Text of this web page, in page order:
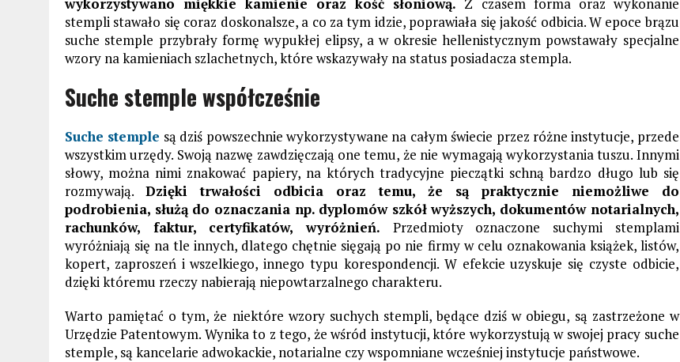
stempli stawało się coraz doskonalsze, a co za tym idzie, poprawiała się jakość odbicia. W epoce brązu
suche stemple przybrały formę wypukłej elipsy, a w okresie hellenistycznym powstawały specjalne
wzory na kamieniach szlachetnych, które wskazywały na status posiadacza stempla.
Suche stemple współcześnie
Suche stemple są dziś powszechnie wykorzystywane na całym świecie przez różne instytucje, przede
wszystkim urzędy. Swoją nazwę zawdzięczają one temu, że nie wymagają wykorzystania tuszu. Innymi
słowy, można nimi znakować papiery, na których tradycyjne pieczątki schną bardzo długo lub się
rozmywają. Dzięki trwałości odbicia oraz temu, że są praktycznie niemożliwe do
podrobienia, służą do oznaczania np. dyplomów szkół wyższych, dokumentów notarialnych,
rachunków, faktur, certyfikatów, wyróżnień. Przedmioty oznaczone suchymi stemplami
wyróżniają się na tle innych, dlatego chętnie sięgają po nie firmy w celu oznakowania książek, listów,
kopert, zaproszeń i wszelkiego, innego typu korespondencji. W efekcie uzyskuje się czyste odbicie,
dzięki któremu rzeczy nabierają niepowtarzalnego charakteru.
Warto pamiętać o tym, że niektóre wzory suchych stempli, będące dziś w obiegu, są zastrzeżone w
Urzędzie Patentowym. Wynika to z tego, że wśród instytucji, które wykorzystują w swojej pracy suche
stemple, są kancelarie adwokackie, notarialne czy wspomniane wcześniej instytucje państwowe.